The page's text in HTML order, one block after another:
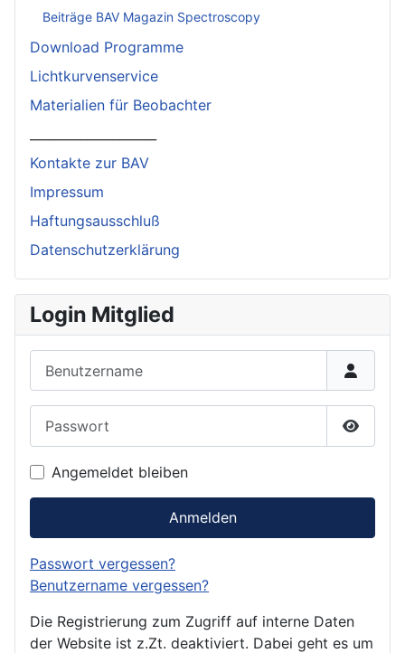
Beiträge BAV Magazin Spectroscopy
Download Programme
Lichtkurvenservice
Materialien für Beobachter
Kontakte zur BAV
Impressum
Haftungsausschluß
Datenschutzerklärung
Login Mitglied
Angemeldet bleiben
Anmelden
Passwort vergessen?
Benutzername vergessen?
Die Registrierung zum Zugriff auf interne Daten
der Website ist z.Zt. deaktiviert. Dabei geht es um